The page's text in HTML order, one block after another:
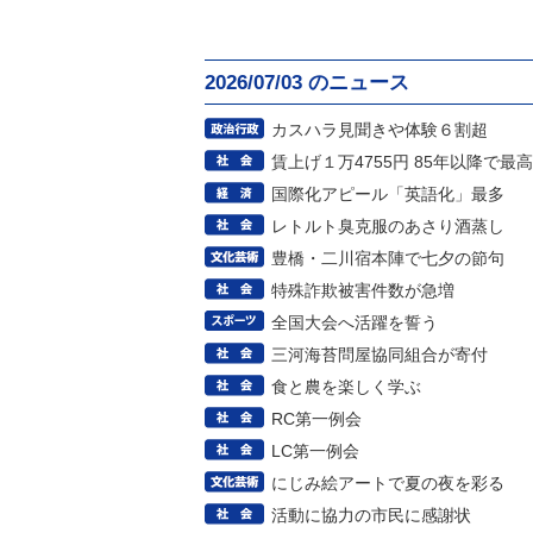
2026/07/03 のニュース
カスハラ見聞きや体験６割超
賃上げ１万4755円 85年以降で最高
国際化アピール「英語化」最多
レトルト臭克服のあさり酒蒸し
豊橋・二川宿本陣で七夕の節句
特殊詐欺被害件数が急増
全国大会へ活躍を誓う
三河海苔問屋協同組合が寄付
食と農を楽しく学ぶ
RC第一例会
LC第一例会
にじみ絵アートで夏の夜を彩る
活動に協力の市民に感謝状